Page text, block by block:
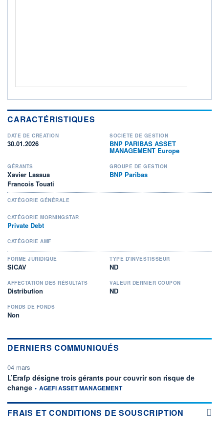
CARACTÉRISTIQUES
DATE DE CRÉATION
30.01.2026
SOCIÉTÉ DE GESTION
BNP PARIBAS ASSET
MANAGEMENT Europe
GÉRANTS
Xavier Lassua
Francois Touati
GROUPE DE GESTION
BNP Paribas
CATÉGORIE GÉNÉRALE
CATÉGORIE MORNINGSTAR
Private Debt
CATÉGORIE AMF
FORME JURIDIQUE
SICAV
TYPE D'INVESTISSEUR
ND
AFFECTATION DES RÉSULTATS
Distribution
VALEUR DERNIER COUPON
ND
FONDS DE FONDS
Non
DERNIERS COMMUNIQUÉS
04 mars
L’Erafp désigne trois gérants pour couvrir son risque de
change information fournie par
• AGEFI ASSET MANAGEMENT
FRAIS ET CONDITIONS DE SOUSCRIPTION